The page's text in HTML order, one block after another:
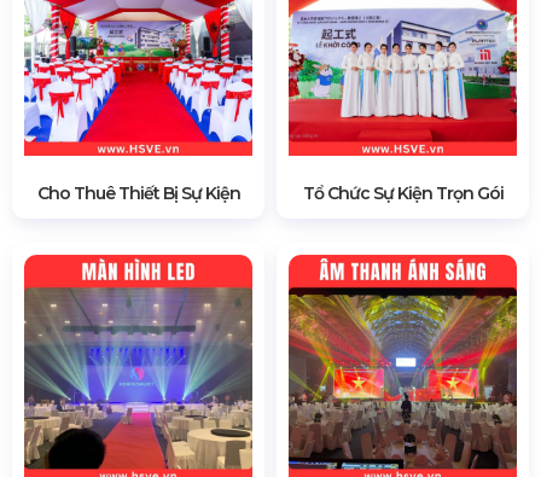
Cho Thuê Thiết Bị Sự Kiện Tổ Chức Sự Kiện Trọn Gói